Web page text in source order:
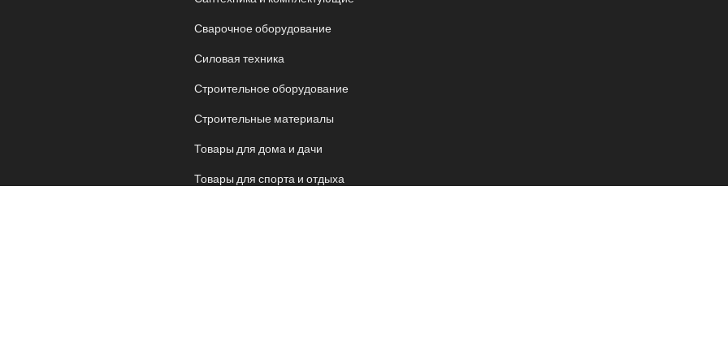
Сварочное оборудование
Силовая техника
Строительное оборудование
Строительные материалы
Товары для дома и дачи
Товары для спорта и отдыха